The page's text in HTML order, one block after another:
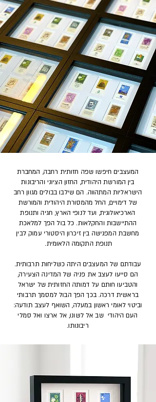
המעצבים חיפשו שפה חזותית רחבה, המחברת
בין המורשת היהודית, החזון הציוני והריבונות
הישראליות המתהווה. הם שילבו בבולים מגוון רחב
של דימויים, החל מהמסורת היהודית והמורשת
הארכיאולוגית, ועד לנופי הארץ, חגיה ותנופת
ההתיישבות והחקלאות. כל בול הפך למלאכת
מחשבת המפגישה בין זיכרון היסטורי עמוק לבין
תנופת התקומה הלאומית.
עבודתם של המעצבים היתה כשליחות תרבותית.
הם סייעו לעצב את פניה של המדינה הצעירה,
והטביעו חותם על דמותה החזותית של ישראל
בראשית דרכה. בכך הפך הבול למסמך תרבותי
וביטוי לאומי ראשון במעלה, השואף לעצב תודעה:
העם היהודי שב אל לשונו, אל ארצו ואל סמלי
ריבונותו.